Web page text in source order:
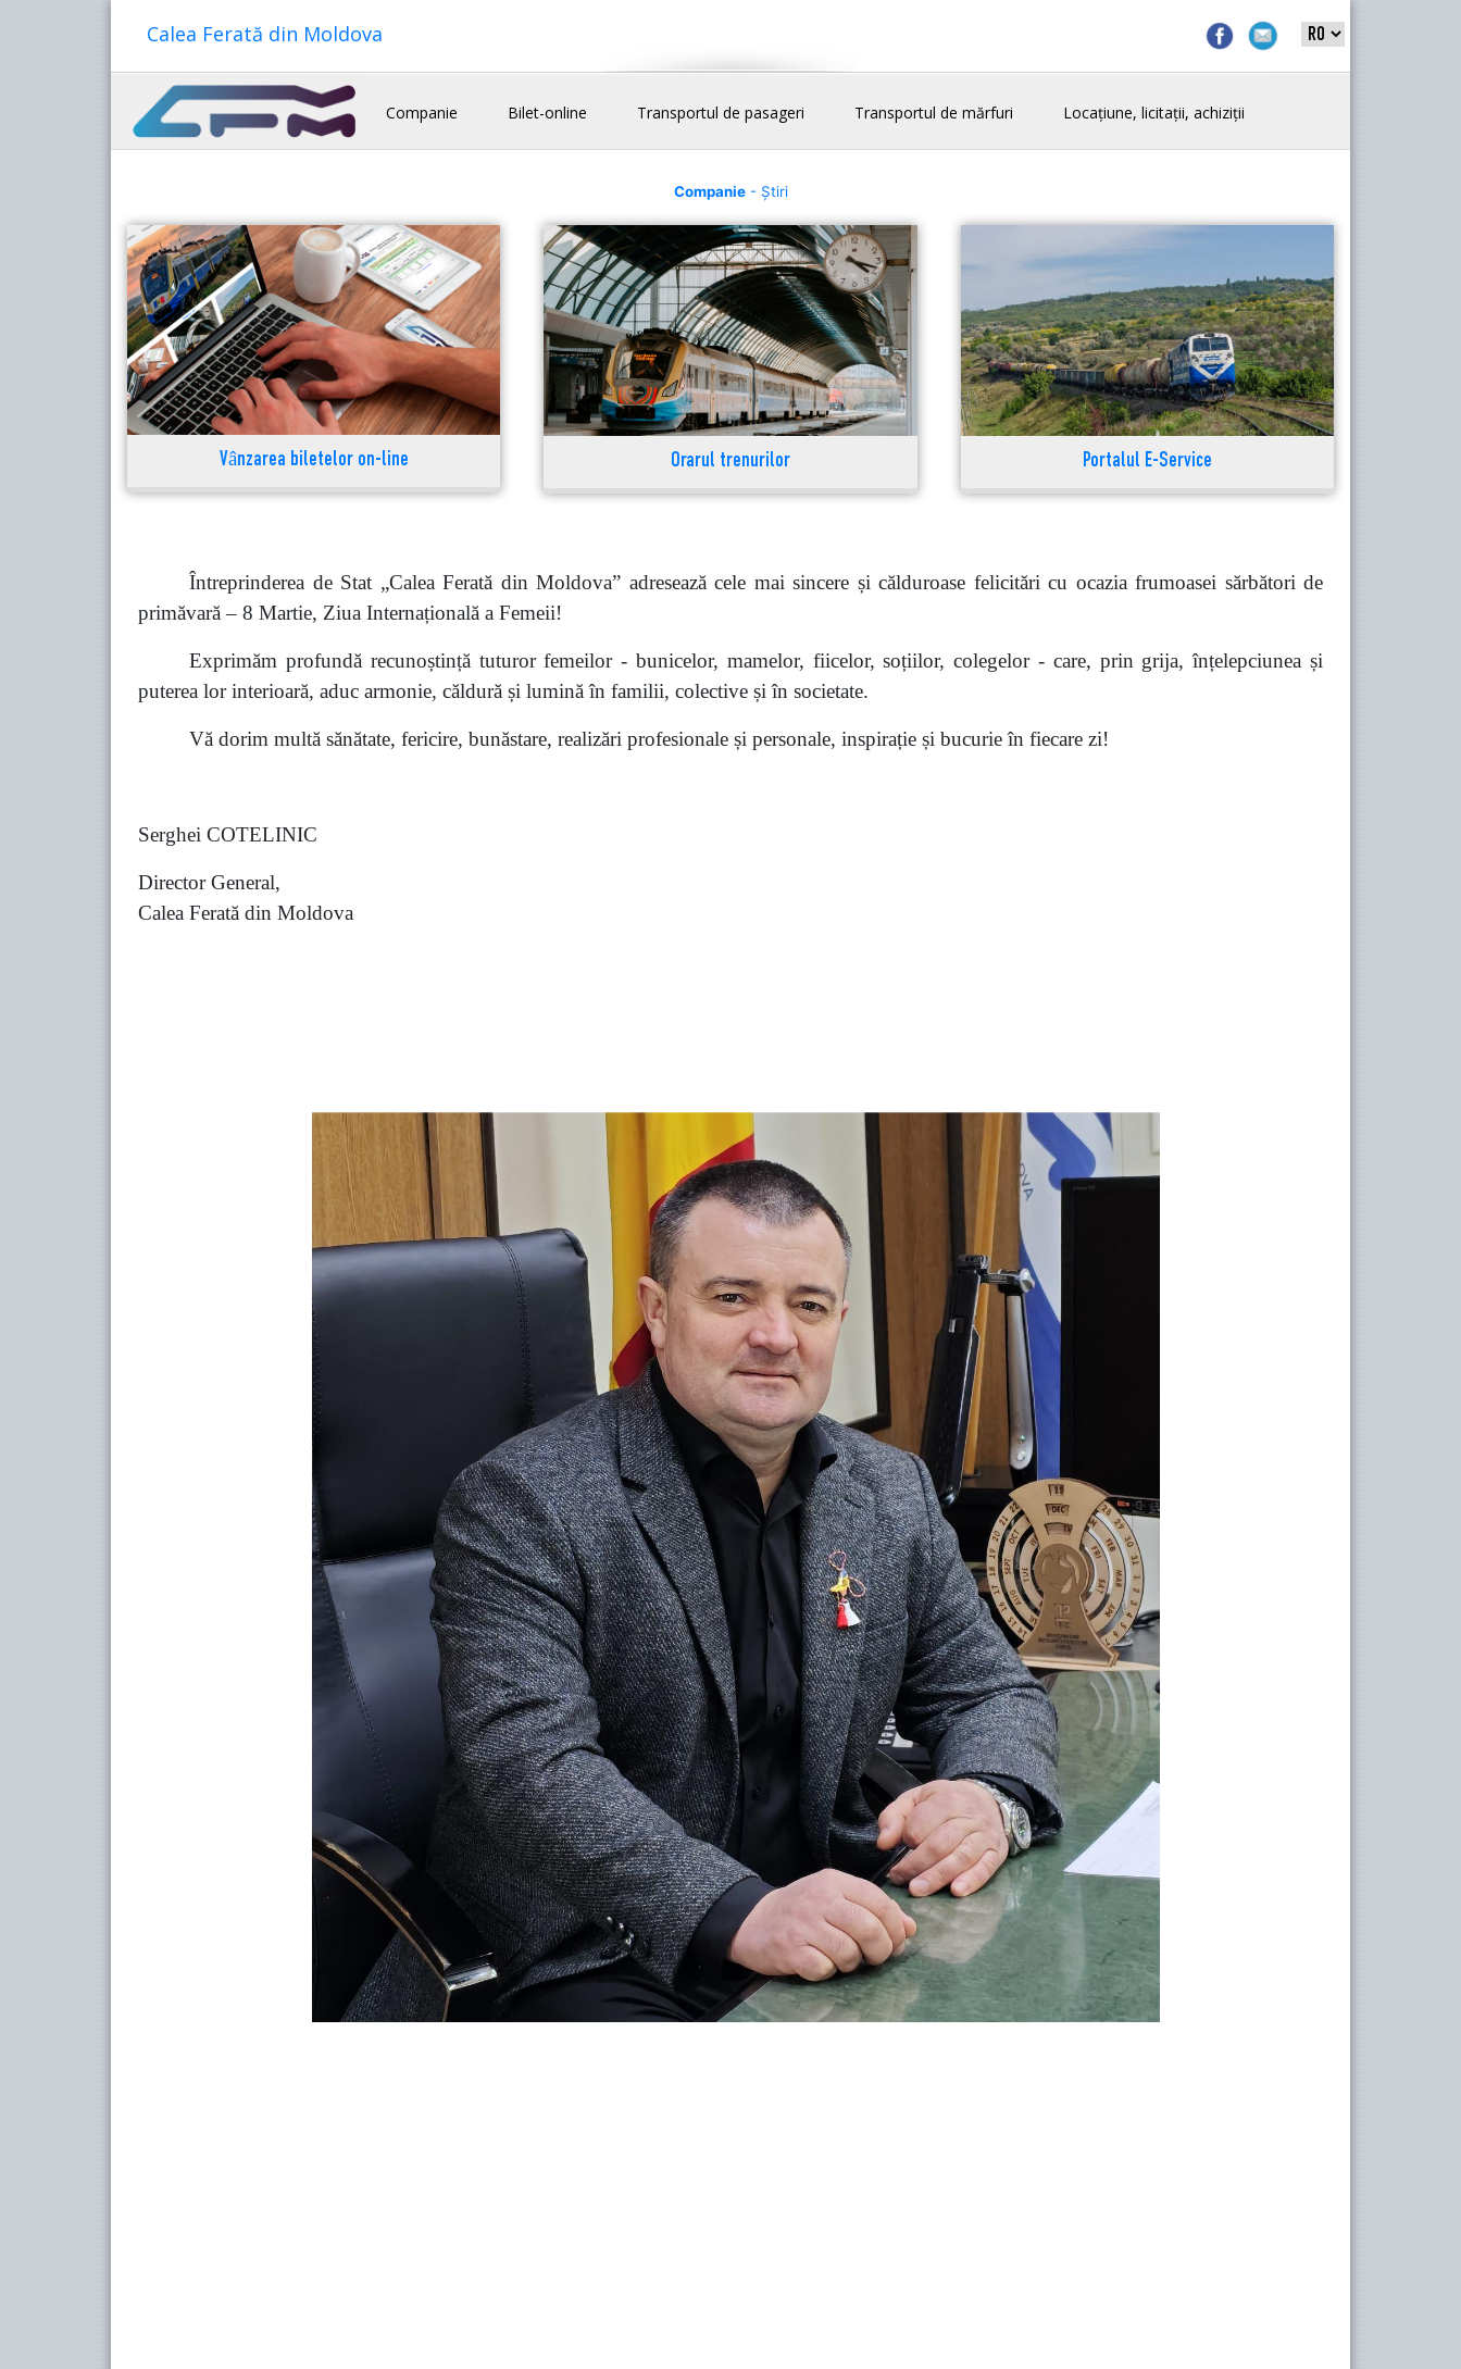
Calea Ferată din Moldova
Companie Bilet-online Transportul de pasageri Transportul de mărfuri Locațiune, licitații, achiziții
Companie- Știri
Vânzarea biletelor on-line Orarul trenurilor Portalul E-Service
Întreprinderea de Stat „Calea Ferată din Moldova” adresează cele mai sincere și călduroase felicitări cu ocazia frumoasei sărbători de
primăvară – 8 Martie, Ziua Internațională a Femeii!
Exprimăm profundă recunoștință tuturor femeilor - bunicelor, mamelor, fiicelor, soțiilor, colegelor - care, prin grija, înțelepciunea și
puterea lor interioară, aduc armonie, căldură și lumină în familii, colective și în societate.
Vă dorim multă sănătate, fericire, bunăstare, realizări profesionale și personale, inspirație și bucurie în fiecare zi!
Serghei COTELINIC
Director General,
Calea Ferată din Moldova